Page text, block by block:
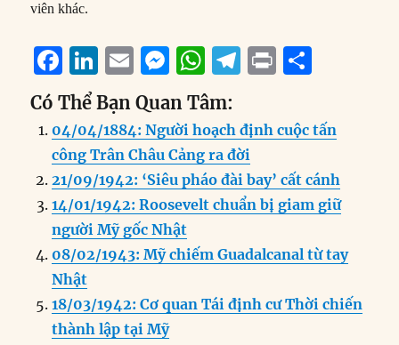
viên khác.
F
a
c
e
b
o
o
k
Li
n
k
e
d
I
n
E
m
ai
l
M
e
ss
e
n
g
er
W
h
at
s
A
p
T
e
g
r
a
P
n
t
a
re
Có Thể Bạn Quan Tâm:
04/04/1884: Người hoạch định cuộc tấn
công Trân Châu Cảng ra đời
21/09/1942: ‘Siêu pháo đài bay’ cất cánh
14/01/1942: Roosevelt chuẩn bị giam giữ
người Mỹ gốc Nhật
08/02/1943: Mỹ chiếm Guadalcanal từ tay
Nhật
18/03/1942: Cơ quan Tái định cư Thời chiến
thành lập tại Mỹ